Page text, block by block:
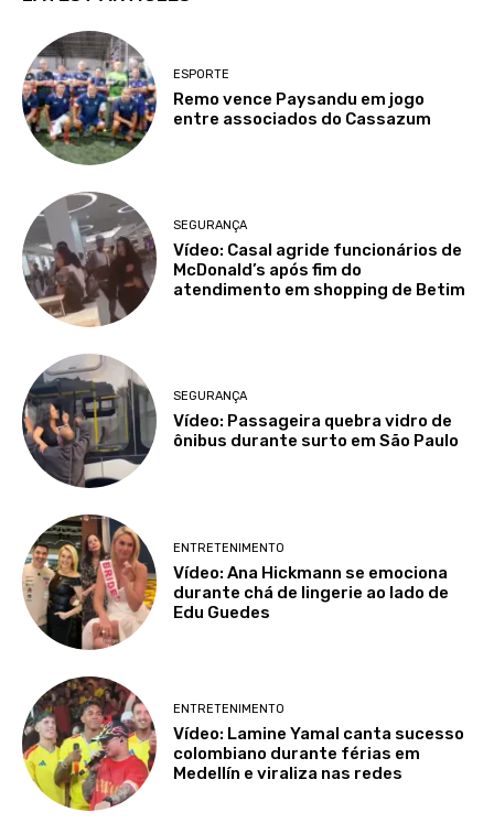
ESPORTE
Remo vence Paysandu em jogo
entre associados do Cassazum
SEGURANÇA
Vídeo: Casal agride funcionários de
McDonald’s após fim do
atendimento em shopping de Betim
SEGURANÇA
Vídeo: Passageira quebra vidro de
ônibus durante surto em São Paulo
ENTRETENIMENTO
Vídeo: Ana Hickmann se emociona
durante chá de lingerie ao lado de
Edu Guedes
ENTRETENIMENTO
Vídeo: Lamine Yamal canta sucesso
colombiano durante férias em
Medellín e viraliza nas redes